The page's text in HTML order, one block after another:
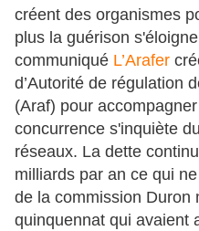
créent des organismes
plus la guérison
communiqué L’Arafer
d’Autorité de régulation
(Araf) pour
concurrence s'inquiète
réseaux. La dette
milliards par an ce qui
de la commission Duron
quinquennat qui avaient